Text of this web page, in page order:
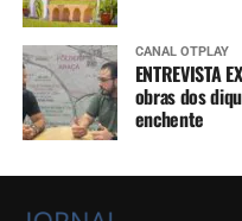
CANAL OTPLAY
ENTREVISTA
obras dos
enchente